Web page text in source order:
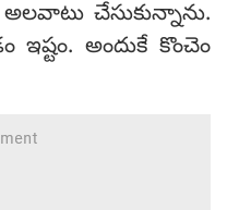
చేసుకున్నాను.
అందుకే కొంచెం